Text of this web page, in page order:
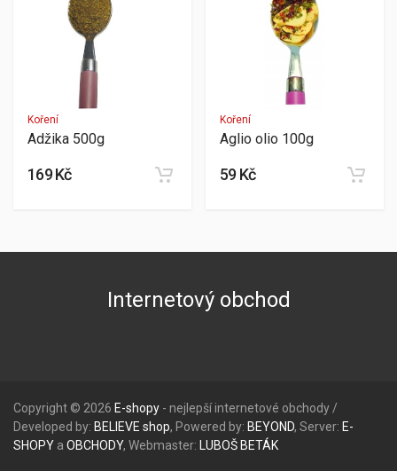
Koření
Adžika 500g
169 Kč
Koření
Aglio olio 100g
59 Kč
Internetový obchod
Copyright © 2026 E-shopy - nejlepší internetové obchody /
Developed by: BELIEVE shop, Powered by: BEYOND, Server: E-
SHOPY a OBCHODY, Webmaster: LUBOŠ BETÁK